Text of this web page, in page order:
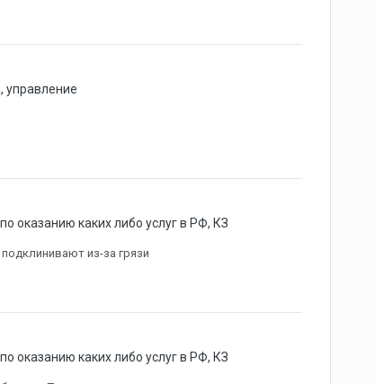
управление
оказанию каких либо услуг в РФ, КЗ
из-за грязи
оказанию каких либо услуг в РФ, КЗ